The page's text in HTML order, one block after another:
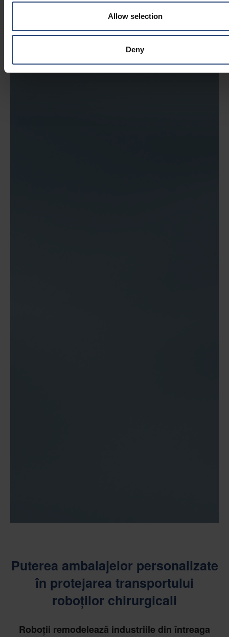
Allow selection
Deny
Puterea ambalajelor personalizate
în protejarea transportului
roboților chirurgicali
Roboții remodelează industriile din întreaga